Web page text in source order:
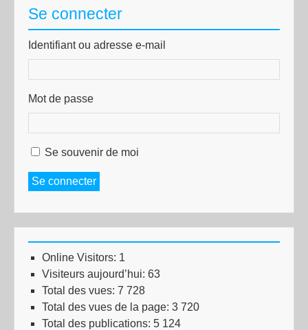
Se connecter
Identifiant ou adresse e-mail
Mot de passe
Se souvenir de moi
Se connecter
Online Visitors: 1
Visiteurs aujourd’hui: 63
Total des vues: 7 728
Total des vues de la page: 3 720
Total des publications: 5 124